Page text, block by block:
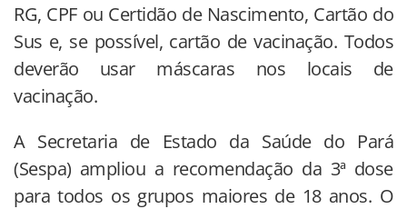
RG, CPF ou Certidão de Nascimento, Cartão do
Sus e, se possível, cartão de vacinação. Todos
deverão usar máscaras nos locais de
vacinação.
A Secretaria de Estado da Saúde do Pará
(Sespa) ampliou a recomendação da 3ª dose
para todos os grupos maiores de 18 anos. O